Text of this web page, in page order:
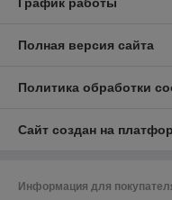
Полная версия сайта
Политика обработки
Сайт создан на
Информация для